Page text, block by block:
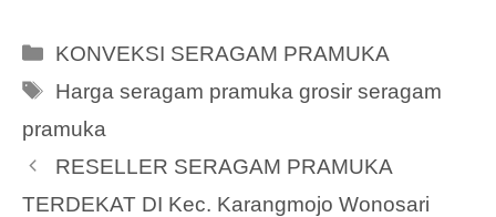
Categories
KONVEKSI SERAGAM PRAMUKA
Tags
Harga seragam pramuka grosir seragam
pramuka
RESELLER SERAGAM PRAMUKA
TERDEKAT DI Kec. Karangmojo Wonosari